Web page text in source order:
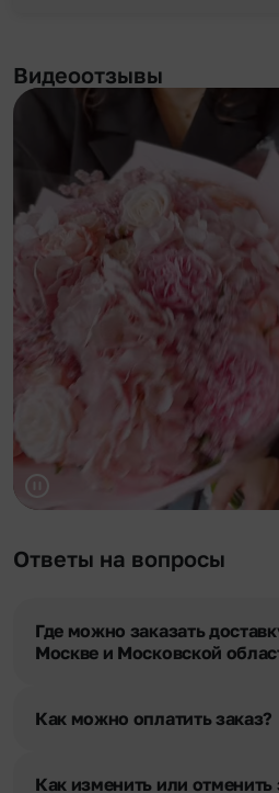
Видеоотзывы
Ответы на вопросы
Где можно заказать
Москве и Московской
Как можно оплатить заказ?
Наличными.
Как изменить или отменить